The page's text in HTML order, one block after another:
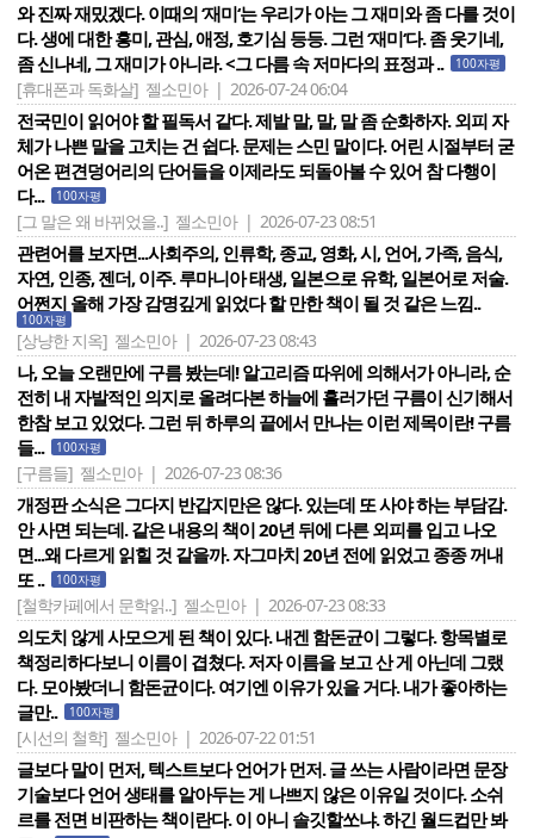
와 진짜 재밌겠다. 이때의 ‘재미‘는 우리가 아는 그 재미와 좀 다를 것이
다. 생에 대한 흥미, 관심, 애정, 호기심 등등. 그런 ‘재미‘다. 좀 웃기네,
좀 신나네, 그 재미가 아니라. <그 다름 속 저마다의 표정과 ..
100자평
[휴대폰과 독화살] 젤소민아 | 2026-07-24 06:04
전국민이 읽어야 할 필독서 같다. 제발 말, 말, 말 좀 순화하자. 외피 자
체가 나쁜 말을 고치는 건 쉽다. 문제는 스민 말이다. 어린 시절부터 굳
어온 편견덩어리의 단어들을 이제라도 되돌아볼 수 있어 참 다행이
다...
100자평
[그 말은 왜 바뀌었을..] 젤소민아 | 2026-07-23 08:51
관련어를 보자면...사회주의, 인류학, 종교, 영화, 시, 언어, 가족, 음식,
자연, 인종, 젠더, 이주. 루마니아 태생, 일본으로 유학, 일본어로 저술.
어쩐지 올해 가장 감명깊게 읽었다 할 만한 책이 될 것 같은 느낌..
100자평
[상냥한 지옥] 젤소민아 | 2026-07-23 08:43
나, 오늘 오랜만에 구름 봤는데! 알고리즘 따위에 의해서가 아니라, 순
전히 내 자발적인 의지로 올려다본 하늘에 흘러가던 구름이 신기해서
한참 보고 있었다. 그런 뒤 하루의 끝에서 만나는 이런 제목이란! 구름
들...
100자평
[구름들] 젤소민아 | 2026-07-23 08:36
개정판 소식은 그다지 반갑지만은 않다. 있는데 또 사야 하는 부담감.
안 사면 되는데. 같은 내용의 책이 20년 뒤에 다른 외피를 입고 나오
면...왜 다르게 읽힐 것 같을까. 자그마치 20년 전에 읽었고 종종 꺼내
또 ..
100자평
[철학카페에서 문학읽..] 젤소민아 | 2026-07-23 08:33
의도치 않게 사모으게 된 책이 있다. 내겐 함돈균이 그렇다. 항목별로
책정리하다보니 이름이 겹쳤다. 저자 이름을 보고 산 게 아닌데 그랬
다. 모아봤더니 함돈균이다. 여기엔 이유가 있을 거다. 내가 좋아하는
글만..
100자평
[시선의 철학] 젤소민아 | 2026-07-22 01:51
글보다 말이 먼저, 텍스트보다 언어가 먼저. 글 쓰는 사람이라면 문장
기술보다 언어 생태를 알아두는 게 나쁘지 않은 이유일 것이다. 소쉬
르를 전면 비판하는 책이란다. 이 아니 솔깃할쏘냐. 하긴 월드컵만 봐